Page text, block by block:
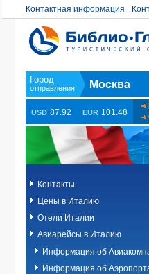
Контактная информация
Москва
USD 87.92 EUR 101.48
Контакты
Цены в Италию
Отели Италии
Авиарейсы в Италию
Информация об
Информация об